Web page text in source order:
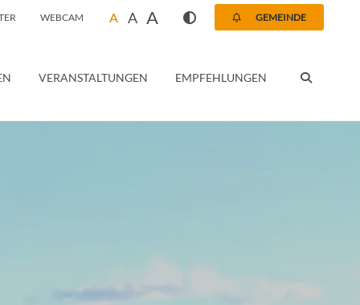
WEBCAM A A A GEMEINDE
VERANSTALTUNGEN EMPFEHLUNGEN